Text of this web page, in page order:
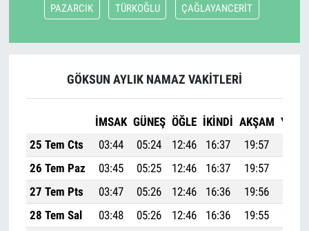
PAZARCIK TÜRKOĞLU ÇAĞLAYANCERİT
GÖKSUN AYLIK NAMAZ VAKITLERI
İMSAK GÜNEŞ ÖĞLE İKINDI AKŞAM YATSI
25 Tem Cts
03:44 05:24 12:46 16:37 19:57
26 Tem Paz
03:45 05:25 12:46 16:37 19:57
27 Tem Pts
03:47 05:26 12:46 16:36 19:56
28 Tem Sal
03:48 05:26 12:46 16:36 19:55